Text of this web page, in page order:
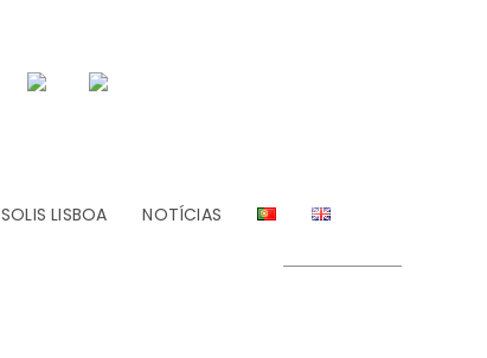
SOLIS LISBOA NOTÍCIAS